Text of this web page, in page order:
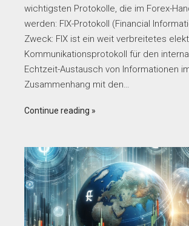
wichtigsten Protokolle, die im Forex-
werden: FIX-Protokoll (Financial
Zweck: FIX ist ein weit verbreitetes
Kommunikationsprotokoll für den
Echtzeit-Austausch von Informationen
Zusammenhang mit den…
Continue reading